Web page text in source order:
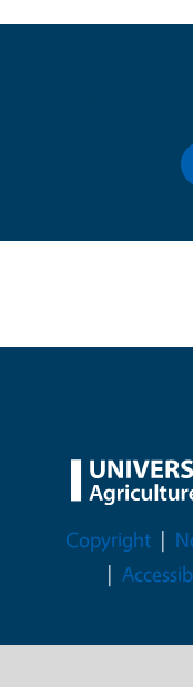
Legal Menu
Copyright